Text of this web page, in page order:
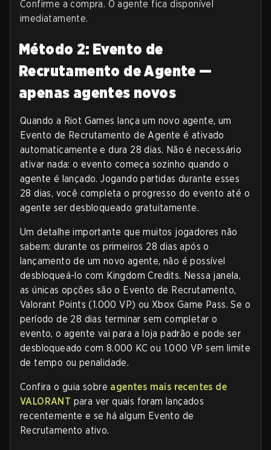
Confirme a compra. O agente fica disponível
imediatamente.
Método 2: Evento de
Recrutamento de Agente —
apenas agentes novos
Quando a Riot Games lança um novo agente, um
Evento de Recrutamento de Agente é ativado
automaticamente e dura 28 dias. Não é necessário
ativar nada: o evento começa sozinho quando o
agente é lançado. Jogando partidas durante esses
28 dias, você completa o progresso do evento até o
agente ser desbloqueado gratuitamente.
Um detalhe importante que muitos jogadores não
sabem: durante os primeiros 28 dias após o
lançamento de um novo agente, não é possível
desbloqueá-lo com Kingdom Credits. Nessa janela,
as únicas opções são o Evento de Recrutamento,
Valorant Points (1.000 VP) ou Xbox Game Pass. Se o
período de 28 dias terminar sem completar o
evento, o agente vai para a loja padrão e pode ser
desbloqueado com 8.000 KC ou 1.000 VP sem limite
de tempo ou penalidade.
Confira o guia sobre agentes mais recentes de
VALORANT para ver quais foram lançados
recentemente e se há algum Evento de
Recrutamento ativo.